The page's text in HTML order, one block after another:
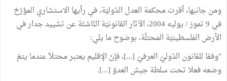
ومن جانبها، أقرت محكمة العدل الدّوليّة، في رأيها الاستشاري المؤرّخ
في 9 تموز / يوليه 2004، الآثار القانونيّة النّاشئة عن تشييد جدار في
الأرض الفلسطينيّة المحتلّة، بوضوح ما يلي:
"وفقا للقانون الدّوليّ العرفيّ [...]، فإنّ الإقليم يعتبر محتلاّ عندما يتمّ
وضعه فعلا تحت سلطة جيش العدوّ [...].